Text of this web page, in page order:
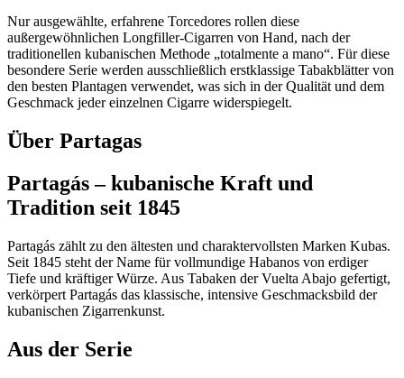
Nur ausgewählte, erfahrene Torcedores rollen diese
außergewöhnlichen Longfiller-Cigarren von Hand, nach der
traditionellen kubanischen Methode „totalmente a mano“. Für diese
besondere Serie werden ausschließlich erstklassige Tabakblätter von
den besten Plantagen verwendet, was sich in der Qualität und dem
Geschmack jeder einzelnen Cigarre widerspiegelt.
Über Partagas
Partagás – kubanische Kraft und
Tradition seit 1845
Partagás zählt zu den ältesten und charaktervollsten Marken Kubas.
Seit 1845 steht der Name für vollmundige Habanos von erdiger
Tiefe und kräftiger Würze. Aus Tabaken der Vuelta Abajo gefertigt,
verkörpert Partagás das klassische, intensive Geschmacksbild der
kubanischen Zigarrenkunst.
Aus der Serie